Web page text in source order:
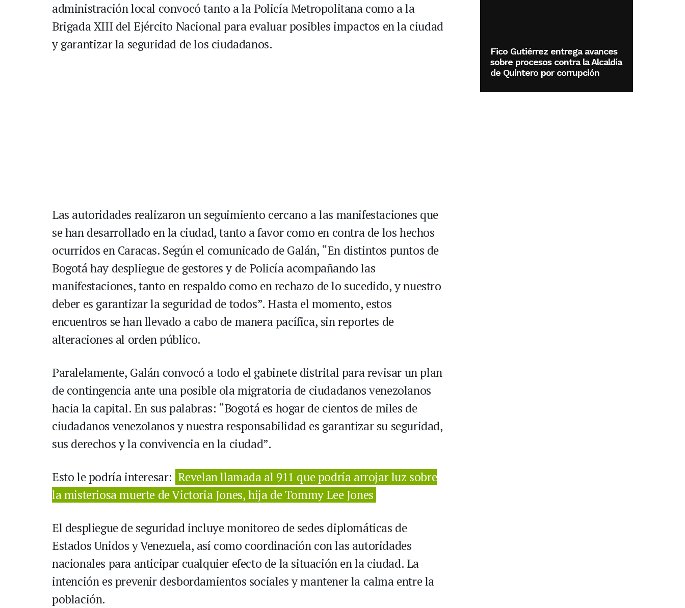
administración local convocó tanto a la Policía Metropolitana como a la
Brigada XIII del Ejército Nacional para evaluar posibles impactos en la ciudad
y garantizar la seguridad de los ciudadanos.
Las autoridades realizaron un seguimiento cercano a las manifestaciones que
se han desarrollado en la ciudad, tanto a favor como en contra de los hechos
ocurridos en Caracas. Según el comunicado de Galán, “En distintos puntos de
Bogotá hay despliegue de gestores y de Policía acompañando las
manifestaciones, tanto en respaldo como en rechazo de lo sucedido, y nuestro
deber es garantizar la seguridad de todos”. Hasta el momento, estos
encuentros se han llevado a cabo de manera pacífica, sin reportes de
alteraciones al orden público.
Paralelamente, Galán convocó a todo el gabinete distrital para revisar un plan
de contingencia ante una posible ola migratoria de ciudadanos venezolanos
hacia la capital. En sus palabras: “Bogotá es hogar de cientos de miles de
ciudadanos venezolanos y nuestra responsabilidad es garantizar su seguridad,
sus derechos y la convivencia en la ciudad”.
Esto le podría interesar: Revelan llamada al 911 que podría arrojar luz sobre
la misteriosa muerte de Victoria Jones, hija de Tommy Lee Jones
El despliegue de seguridad incluye monitoreo de sedes diplomáticas de
Estados Unidos y Venezuela, así como coordinación con las autoridades
nacionales para anticipar cualquier efecto de la situación en la ciudad. La
intención es prevenir desbordamientos sociales y mantener la calma entre la
población.
Fico Gutiérrez entrega avances
sobre procesos contra la Alcaldía
de Quintero por corrupción